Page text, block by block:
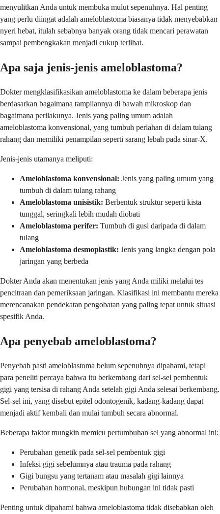
menyulitkan Anda untuk membuka mulut sepenuhnya. Hal penting
yang perlu diingat adalah ameloblastoma biasanya tidak menyebabkan
nyeri hebat, itulah sebabnya banyak orang tidak mencari perawatan
sampai pembengkakan menjadi cukup terlihat.
Apa saja jenis-jenis ameloblastoma?
Dokter mengklasifikasikan ameloblastoma ke dalam beberapa jenis
berdasarkan bagaimana tampilannya di bawah mikroskop dan
bagaimana perilakunya. Jenis yang paling umum adalah
ameloblastoma konvensional, yang tumbuh perlahan di dalam tulang
rahang dan memiliki penampilan seperti sarang lebah pada sinar-X.
Jenis-jenis utamanya meliputi:
Ameloblastoma konvensional: Jenis yang paling umum yang
tumbuh di dalam tulang rahang
Ameloblastoma unisistik: Berbentuk struktur seperti kista
tunggal, seringkali lebih mudah diobati
Ameloblastoma perifer: Tumbuh di gusi daripada di dalam
tulang
Ameloblastoma desmoplastik: Jenis yang langka dengan pola
jaringan yang berbeda
Dokter Anda akan menentukan jenis yang Anda miliki melalui tes
pencitraan dan pemeriksaan jaringan. Klasifikasi ini membantu mereka
merencanakan pendekatan pengobatan yang paling tepat untuk situasi
spesifik Anda.
Apa penyebab ameloblastoma?
Penyebab pasti ameloblastoma belum sepenuhnya dipahami, tetapi
para peneliti percaya bahwa itu berkembang dari sel-sel pembentuk
gigi yang tersisa di rahang Anda setelah gigi Anda selesai berkembang.
Sel-sel ini, yang disebut epitel odontogenik, kadang-kadang dapat
menjadi aktif kembali dan mulai tumbuh secara abnormal.
Beberapa faktor mungkin memicu pertumbuhan sel yang abnormal ini:
Perubahan genetik pada sel-sel pembentuk gigi
Infeksi gigi sebelumnya atau trauma pada rahang
Gigi bungsu yang tertanam atau masalah gigi lainnya
Perubahan hormonal, meskipun hubungan ini tidak pasti
Penting untuk dipahami bahwa ameloblastoma tidak disebabkan oleh